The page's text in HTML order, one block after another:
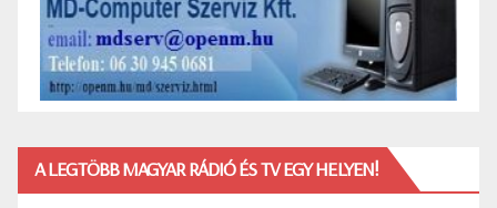
A LEGTÖBB MAGYAR RÁDIÓ ÉS TV EGY HELYEN!